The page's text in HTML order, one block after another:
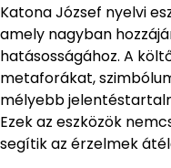
Katona József nyelvi
amely nagyban
hatásosságához. A
metaforákat,
mélyebb
Ezek az eszközök
segítik az érzelmek